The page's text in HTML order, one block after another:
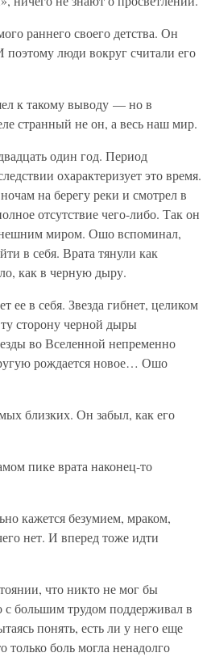
раннего своего детства. Он
люди вокруг считали его
к такому выводу — но в
странный не он, а весь наш мир.
один год. Период
охарактеризует это время.
на берегу реки и смотрел в
отсутствие чего-либо. Так он
миром. Ошо вспоминал,
в себя. Врата тянули как
как в черную дыру.
ее в себя. Звезда гибнет, целиком
сторону черной дыры
во Вселенной непременно
рождается новое… Ошо
близких. Он забыл, как его
пике врата наконец-то
кажется безумием, мраком,
нет. И вперед тоже идти
что никто не мог бы
с большим трудом поддерживал в
понять, есть ли у него еще
только боль могла ненадолго